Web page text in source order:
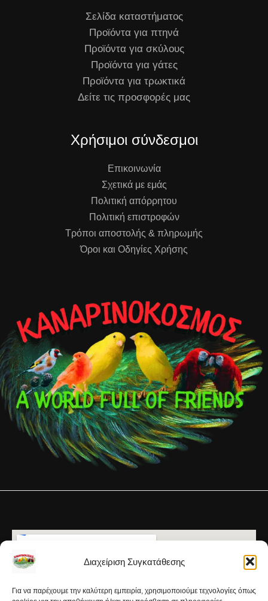
Διαχείριση Συγκατάθεσης
Για να παρέχουμε την καλύτερη εμπειρία, χρησιμοποιούμε τεχνολογίες όπως
Σελίδα καταστήματος
Προϊόντα για πτηνά
Προϊόντα για σκύλους
Προϊόντα για γάτες
Προϊόντα για τρωκτικά
Δείτε τις προσφορές μας
Χρήσιμοι σύνδεσμοι
Επικοινωνία
Σχετικά με εμάς
Πολιτική απόρρητου
Πολιτική επιστροφών
Τρόποι αποστολής & πληρωμής
Όροι και Οδηγίες Χρήσης